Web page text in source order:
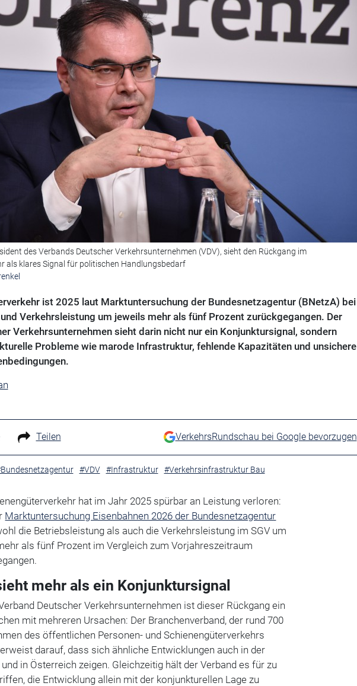
des Verbands Deutscher Verkehrsunternehmen (VDV), sieht den Rückgang im
als klares Signal für politischen Handlungsbedarf
ist 2025 laut Marktuntersuchung der Bundesnetzagentur (BNetzA) bei
Verkehrsleistung um jeweils mehr als fünf Prozent zurückgegangen. Der
Verkehrsunternehmen sieht darin nicht nur ein Konjunktursignal, sondern
Probleme wie marode Infrastruktur, fehlende Kapazitäten und unsichere
Teilen VerkehrsRundschau bei Google bevorzugen
#VDV #Infrastruktur #Verkehrsinfrastruktur Bau
hat im Jahr 2025 spürbar an Leistung verloren:
Marktuntersuchung Eisenbahnen 2026 der Bundesnetzagentur
die Betriebsleistung als auch die Verkehrsleistung im SGV um
als fünf Prozent im Vergleich zum Vorjahreszeitraum
mehr als ein Konjunktursignal
Deutscher Verkehrsunternehmen ist dieser Rückgang ein
mit mehreren Ursachen: Der Branchenverband, der rund 700
des öffentlichen Personen- und Schienengüterverkehrs
darauf, dass sich ähnliche Entwicklungen auch in der
in Österreich zeigen. Gleichzeitig hält der Verband es für zu
die Entwicklung allein mit der konjunkturellen Lage zu